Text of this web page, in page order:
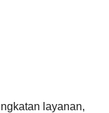
layanan,